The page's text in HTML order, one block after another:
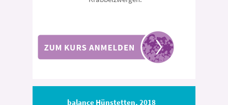
balance Hünstetten, 2018